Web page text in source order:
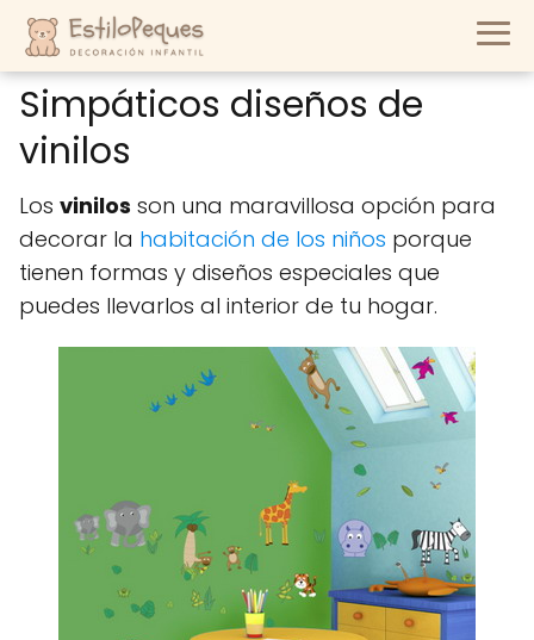
Simpáticos diseños de
vinilos
Los vinilos son una maravillosa opción para
decorar la habitación de los niños porque
tienen formas y diseños especiales que
puedes llevarlos al interior de tu hogar.